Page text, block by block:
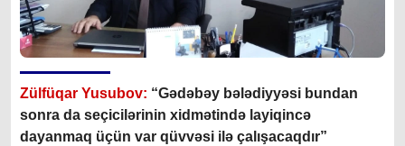
Zülfüqar Yusubov: “Gədəbəy bələdiyyəsi bundan
sonra da seçicilərinin xidmətində layiqincə
dayanmaq üçün var qüvvəsi ilə çalışacaqdır”